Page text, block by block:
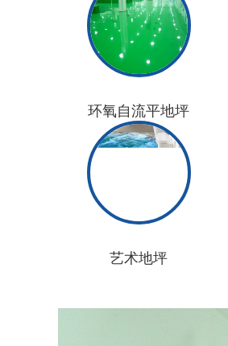
环氧自流平地坪
艺术地坪